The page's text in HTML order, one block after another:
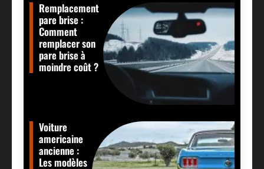
Remplacement
pare brise :
Comment
remplacer son
pare brise à
moindre coût ?
Voiture
americaine
ancienne :
Les modèles